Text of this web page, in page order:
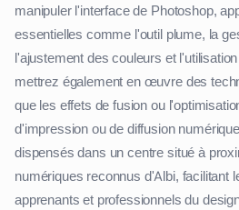
manipuler l'interface de Photoshop,
essentielles comme l'outil plume, la
l'ajustement des couleurs et
mettrez également en œuvre des
que les effets de fusion ou
d'impression ou de diffusion
dispensés dans un centre situé à
numériques reconnus d'Albi, facilitant
apprenants et professionnels du